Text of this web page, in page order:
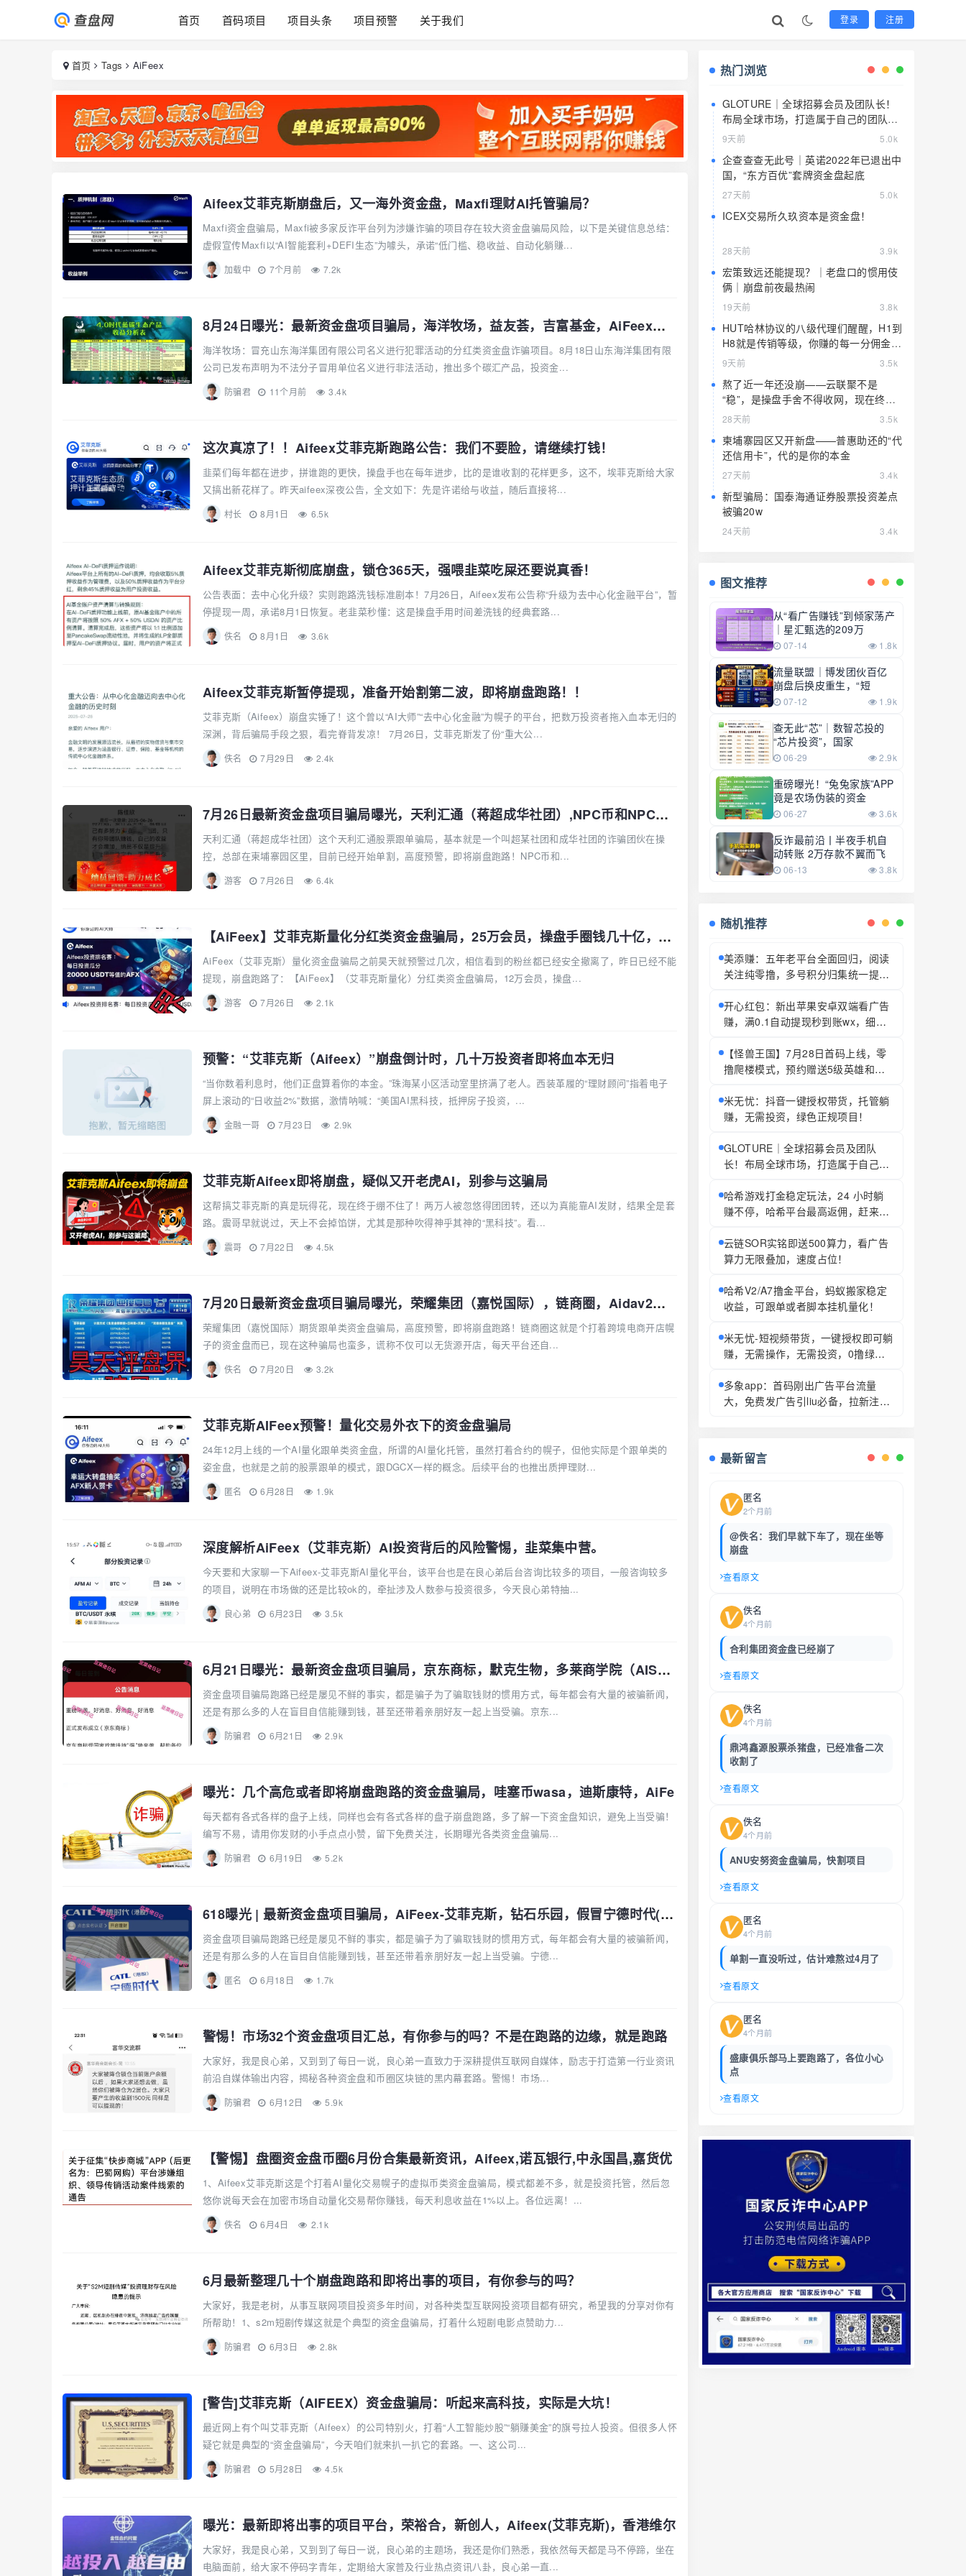
首页 首码项目 项目头条 项目预警 关于我们 登录 注册
首页 Tags AiFeex
Aifeex艾菲克斯崩盘后，又一海外资金盘，Maxfi理财AI托管骗局？
Maxfi资金盘骗局，Maxfi被多家反诈平台列为涉嫌诈骗的项目存在较大资金盘骗局风险，以下是关键信息总结：
虚假宣传Maxfi以“AI智能套利+DEFI生态”为噱头，承诺“低门槛、稳收益、自动化躺赚...
加载中 7个月前 7.2k
8月24日曝光：最新资金盘项目骗局，海洋牧场，益友荟，吉富基金，AiFeex（艾菲
海洋牧场：冒充山东海洋集团有限公司名义进行犯罪活动的分红类资金盘诈骗项目。8月18日山东海洋集团有限
公司已发布声明为不法分子冒用单位名义进行非法活动，推出多个碳汇产品，投资金...
防骗君 11个月前 3.4k
这次真凉了！！Aifeex艾菲克斯跑路公告：我们不要脸，请继续打钱！
韭菜们每年都在进步，拼谁跑的更快，操盘手也在每年进步，比的是谁收割的花样更多，这不，埃菲克斯给大家
又搞出新花样了。昨天aifeex深夜公告，全文如下：先是许诺给与收益，随后直接将...
村长 8月1日 6.5k
Aifeex艾菲克斯彻底崩盘，锁仓365天，强喂韭菜吃屎还要说真香！
公告表面：去中心化升级？实则跑路洗钱标准剧本！7月26日，Aifeex发布公告称“升级为去中心化金融平台”，暂
停提现一周，承诺8月1日恢复。老韭菜秒懂：这是操盘手用时间差洗钱的经典套路...
佚名 8月1日 3.6k
Aifeex艾菲克斯暂停提现，准备开始割第二波，即将崩盘跑路！！
艾菲克斯（Aifeex）崩盘实锤了！这个曾以“AI大师”“去中心化金融”为幌子的平台，把数万投资者拖入血本无归的
深渊，背后骗局手段之狠，看完脊背发凉！ 7月26日，艾菲克斯发了份“重大公...
佚名 7月29日 2.4k
7月26日最新资金盘项目骗局曝光，天利汇通（蒋超成华社团）,NPC币和NPCWG空气币
天利汇通（蒋超成华社团）这个天利汇通股票跟单骗局，基本就是一个叫超某社团和成华社团的诈骗团伙在操
控，总部在柬埔寨园区里，目前已经开始单割，高度预警，即将崩盘跑路！NPC币和...
游客 7月26日 6.4k
【AiFeex】艾菲克斯量化分红类资金盘骗局，25万会员，操盘手圈钱几十亿，昨日
AiFeex（艾菲克斯）量化资金盘骗局之前昊天就预警过几次，相信看到的粉丝都已经安全撤离了，昨日已经不能
提现，崩盘跑路了：【AiFeex】（艾菲克斯量化）分红类资金盘骗局，12万会员，操盘...
游客 7月26日 2.1k
预警：“艾菲克斯（Aifeex）”崩盘倒计时，几十万投资者即将血本无归
“当你数着利息时，他们正盘算着你的本金。”珠海某小区活动室里挤满了老人。西装革履的“理财顾问”指着电子
屏上滚动的“日收益2%”数据，激情呐喊：“美国AI黑科技，抵押房子投资，...
金融一哥 7月23日 2.9k
艾菲克斯Aifeex即将崩盘，疑似又开老虎AI，别参与这骗局
这帮搞艾菲克斯的真是玩得花，现在终于绷不住了！两万人被忽悠得团团转，还以为真能靠AI发财，结果全是套
路。震哥早就说过，天上不会掉馅饼，尤其是那种吹得神乎其神的“黑科技”。看...
震哥 7月22日 4.5k
7月20日最新资金盘项目骗局曝光，荣耀集团（嘉悦国际），链商圈，Aidav2，云天
荣耀集团（嘉悦国际）期货跟单类资金盘骗局，高度预警，即将崩盘跑路！链商圈这就是个打着跨境电商开店幌
子的资金盘而已，现在这种骗局也蛮多，谎称不仅可以无货源开店，每天平台还自...
佚名 7月20日 3.2k
艾菲克斯AIFeex预警！量化交易外衣下的资金盘骗局
24年12月上线的一个AI量化跟单类资金盘，所谓的AI量化托管，虽然打着合约的幌子，但他实际是个跟单类的
姿金盘，也就是之前的股票跟单的模式，跟DGCX一样的概念。后续平台的也推出质押理财...
匿名 6月28日 1.9k
深度解析AiFeex（艾菲克斯）AI投资背后的风险警惕，韭菜集中营。
今天要和大家聊一下Aifeex-艾菲克斯AI量化平台，该平台也是在良心弟后台咨询比较多的项目，一般咨询较多
的项目，说明在市场做的还是比较ok的，牵扯涉及人数参与投资很多，今天良心弟特抽...
良心弟 6月23日 3.5k
6月21日曝光：最新资金盘项目骗局，京东商标，默克生物，多莱商学院（AISTS）
资金盘项目骗局跑路已经是屡见不鲜的事实，都是骗子为了骗取钱财的惯用方式，每年都会有大量的被骗新闻，
还是有那么多的人在盲目自信能赚到钱，甚至还带着亲朋好友一起上当受骗。京东...
防骗君 6月21日 2.9k
曝光：几个高危或者即将崩盘跑路的资金盘骗局，哇塞币wasa，迪斯康特，AiFe
每天都有各式各样的盘子上线，同样也会有各式各样的盘子崩盘跑路，多了解一下资金盘知识，避免上当受骗！
编写不易，请用你发财的小手点点小赞，留下免费关注，长期曝光各类资金盘骗局...
防骗君 6月19日 5.2k
618曝光 | 最新资金盘项目骗局，AiFeex-艾菲克斯，钻石乐园，假冒宁德时代(港股
资金盘项目骗局跑路已经是屡见不鲜的事实，都是骗子为了骗取钱财的惯用方式，每年都会有大量的被骗新闻，
还是有那么多的人在盲目自信能赚到钱，甚至还带着亲朋好友一起上当受骗。宁德...
匿名 6月18日 1.7k
警惕！市场32个资金盘项目汇总，有你参与的吗？不是在跑路的边缘，就是跑路
大家好，我是良心弟，又到到了每日一说，良心弟一直致力于深耕提供互联网自媒体，励志于打造第一行业资讯
前沿自媒体输出内容，揭秘各种资金盘和币圈区块链的黑内幕套路。警惕！市场...
防骗君 6月12日 5.9k
【警惕】盘圈资金盘币圈6月份合集最新资讯，Aifeex,诺瓦银行,中永国昌,嘉货优
1、Aifeex艾菲克斯这是个打着AI量化交易幌子的虚拟币类资金盘骗局，模式都差不多，就是投资托管，然后忽
悠你说每天会在加密市场自动量化交易帮你赚钱，每天利息收益在1%以上。各位远离！...
佚名 6月4日 2.1k
6月最新整理几十个崩盘跑路和即将出事的项目，有你参与的吗？
大家好，我是老树，从事互联网项目投资多年时间，对各种类型互联网投资项目都有研究，希望我的分享对你有
所帮助！1、s2m短剧传媒这就是个典型的资金盘骗局，打着什么短剧电影点赞助力...
防骗君 6月3日 2.8k
[警告]艾菲克斯（AIFEEX）资金盘骗局：听起来高科技，实际是大坑！
最近网上有个叫艾菲克斯（Aifeex）的公司特别火，打着“人工智能炒股”“躺赚美金”的旗号拉人投资。但很多人怀
疑它就是典型的“资金盘骗局”，今天咱们就来扒一扒它的套路。一、这公司...
防骗君 5月28日 4.5k
曝光：最新即将出事的项目平台，荣裕合，新创人，Aifeex(艾菲克斯)，香港维尔
大家好，我是良心弟，又到到了每日一说，良心弟的主题场，我还是你们熟悉，我依然每天都是马不停蹄，坐在
电脑面前，给大家不停码字青年，定期给大家普及行业热点资讯八卦，良心弟一直...
热门浏览
GLOTURE｜全球招募会员及团队长！
布局全球市场，打造属于自己的团队事
业，想增加收入？想打造团队？加入
9天前 5.0k
企查查查无此号｜英诺2022年已退出中
国，“东方百优”套牌资金盘起底
27天前 5.0k
ICEX交易所久玖资本是资金盘！
28天前 3.9k
宏策致远还能提现？｜老盘口的惯用伎
俩｜崩盘前夜最热闹
19天前 3.8k
HUT哈林协议的八级代理们醒醒，H1到
H8就是传销等级，你赚的每一分佣金都
是赃款
9天前 3.5k
熬了近一年还没崩——云联聚不是
“稳”，是操盘手舍不得收网，现在终于
要收了
28天前 3.5k
柬埔寨园区又开新盘——普惠助还的“代
还信用卡”，代的是你的本金
27天前 3.4k
新型骗局：国泰海通证券股票投资差点
被骗20w
24天前 3.4k
图文推荐
从“看广告赚钱”到倾家荡产
｜星汇甄选的209万
07-14 1.8k
流量联盟｜博发团伙百亿
崩盘后换皮重生，“短
07-12 1.9k
查无此“芯”｜数智芯投的
“芯片投资”，国家
06-29 2.9k
重磅曝光！“兔兔家族”APP
竟是农场伪装的资金
06-27 3.6k
反诈最前沿丨半夜手机自
动转账 2万存款不翼而飞
06-13 3.8k
随机推荐
美添赚：五年老平台全面回归，阅读
关注纯零撸，多号积分归集统一提现
开心红包：新出苹果安卓双端看广告
赚，满0.1自动提现秒到账wx，细水
【怪兽王国】7月28日首码上线，零
撸爬楼模式，预约赠送5级英雄和红
长，拉群有福利
米无忧：抖音一键授权带货，托管躺
赚，无需投资，绿色正规项目！
GLOTURE｜全球招募会员及团队
长！布局全球市场，打造属于自己的
队？加入 GLOTURE！
哈希游戏打金稳定玩法，24 小时躺
赚不停，哈希平台最高返佣，赶来你
云链SOR实铭即送500算力，看广告
算力无限叠加，速度占位！
哈希V2/A7撸金平台，蚂蚁搬家稳定
收益，可跟单或者脚本挂机量化！
米无忧-短视频带货，一键授权即可躺
赚，无需操作，无需投资，0撸绿色
多象app：首码刚出广告平台流量
大，免费发广告引liu必备，拉新注册
最新留言
匿名
2个月前
@佚名：我们早就下车了，现在坐等
崩盘
查看原文
佚名
4个月前
合利集团资金盘已经崩了
查看原文
佚名
4个月前
鼎鸿鑫源股票杀猪盘，已经准备二次
收割了
查看原文
佚名
4个月前
ANU安努资金盘骗局，快割项目
查看原文
匿名
4个月前
单割一直没听过，估计难熬过4月了
查看原文
匿名
4个月前
盛康俱乐部马上要跑路了，各位小心
点
查看原文